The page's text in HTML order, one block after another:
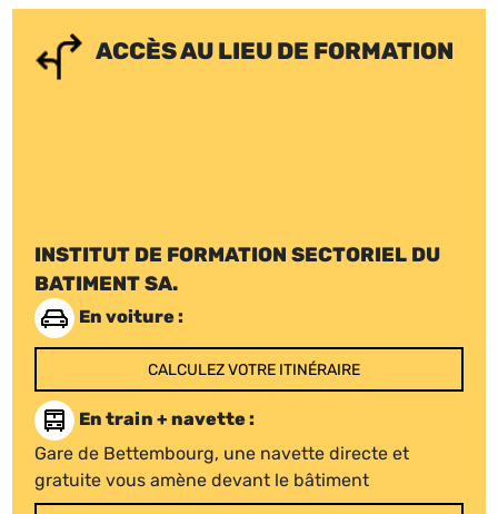
ACCÈS AU LIEU DE FORMATION
INSTITUT DE FORMATION SECTORIEL DU
BATIMENT SA.
En voiture :
CALCULEZ VOTRE ITINÉRAIRE
En train + navette :
Gare de Bettembourg, une navette directe et
gratuite vous amène devant le bâtiment